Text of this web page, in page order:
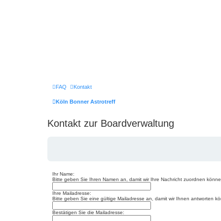
FAQ Kontakt
Köln Bonner Astrotreff
Kontakt zur Boardverwaltung
Ihr Name:
Bitte geben Sie Ihren Namen an, damit wir Ihre Nachricht zuordnen
Ihre Mailadresse:
Bitte geben Sie eine gültige Mailadresse an, damit wir Ihnen antworten
Bestätigen Sie die Mailadresse: